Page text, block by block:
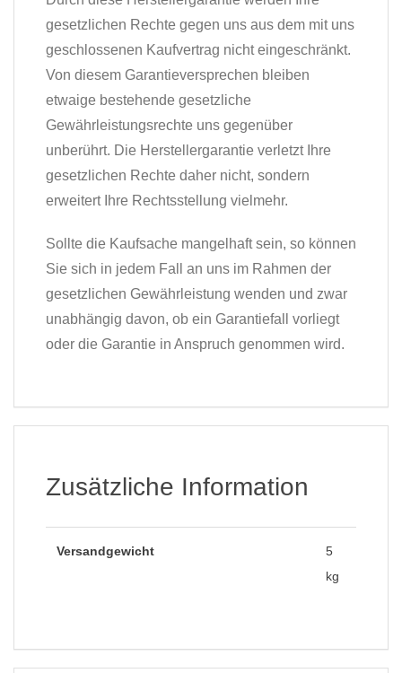
gesetzlichen Rechte gegen uns aus dem mit uns
geschlossenen Kaufvertrag nicht eingeschränkt.
Von diesem Garantieversprechen bleiben
etwaige bestehende gesetzliche
Gewährleistungsrechte uns gegenüber
unberührt. Die Herstellergarantie verletzt Ihre
gesetzlichen Rechte daher nicht, sondern
erweitert Ihre Rechtsstellung vielmehr.
Sollte die Kaufsache mangelhaft sein, so können
Sie sich in jedem Fall an uns im Rahmen der
gesetzlichen Gewährleistung wenden und zwar
unabhängig davon, ob ein Garantiefall vorliegt
oder die Garantie in Anspruch genommen wird.
Zusätzliche Information
Versandgewicht
5
kg